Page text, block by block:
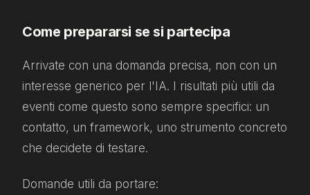
Come prepararsi se si partecipa
Arrivate con una domanda precisa, non con un
interesse generico per l'IA. I risultati più utili da
eventi come questo sono sempre specifici: un
contatto, un framework, uno strumento concreto
che decidete di testare.
Domande utili da portare: